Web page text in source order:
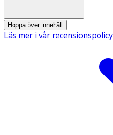
Hoppa över innehåll
Läs mer i vår recensionspolicy